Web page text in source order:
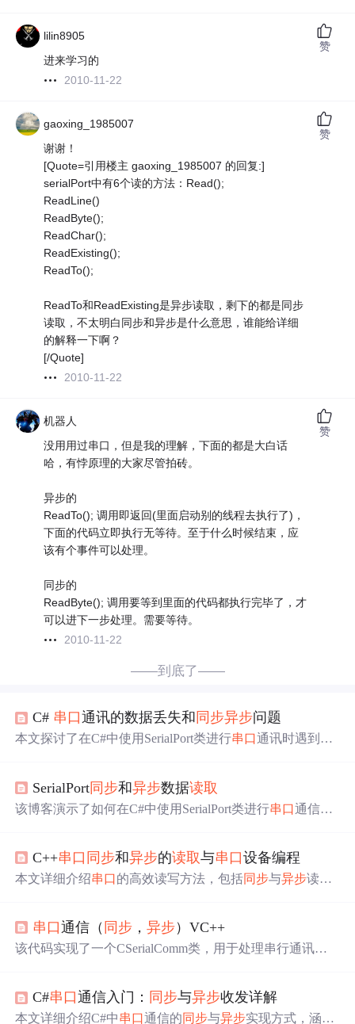
lilin8905
进来学习的
2010-11-22
赞
gaoxing_1985007
谢谢！
[Quote=引用楼主 gaoxing_1985007 的回复:]
serialPort中有6个读的方法：Read();
ReadLine()
ReadByte();
ReadChar();
ReadExisting();
ReadTo();
ReadTo和ReadExisting是异步读取，剩下的都是同步
读取，不太明白同步和异步是什么意思，谁能给详细
的解释一下啊？
[/Quote]
2010-11-22
赞
机器人
没用用过串口，但是我的理解，下面的都是大白话
哈，有悖原理的大家尽管拍砖。
异步的
ReadTo(); 调用即返回(里面启动别的线程去执行了)，
下面的代码立即执行无等待。至于什么时候结束，应
该有个事件可以处理。
同步的
ReadByte(); 调用要等到里面的代码都执行完毕了，才
可以进下一步处理。需要等待。
2010-11-22
赞
——到底了——
C# 串口通讯的数据丢失和 同步异步问题
本文探讨了在C#中使用SerialPort类进行串口通讯时遇到的
使用Invoke同步 更新UI，避免BeginInvoke导致的数据丢
失。解决方法包括适当延时或改为同步操作，并提供了16
SerialPort同步和异步数据读取
该博客演示了如何在C#中使用SerialPort类进行串口通信，
动线程接收数据。
C++串口 同步和异步的读取与串口设备编程
本文详细介绍串口的高效读写方法，包括同步与异步读写
串口通信（ 同步 ，异步）VC++
该代码实现了一个CSerialComm类，用于处理串行通讯，
实现中，使用了OVERLAPPED结构进行读写操作，并通
过WaitCommEvent进行事件监听。此外，还提供了读取特
C#串口通信入门： 同步与异步收发详解
本文详细介绍C#中串口通信的同步与异步实现方式，涵盖